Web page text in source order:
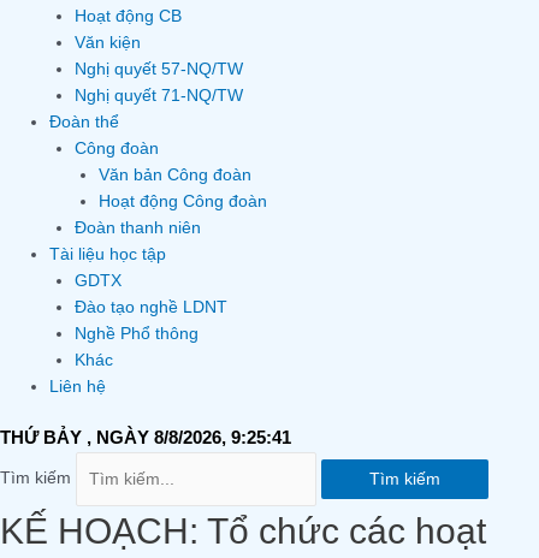
Hoạt động CB
Văn kiện
Nghị quyết 57-NQ/TW
Nghị quyết 71-NQ/TW
Đoàn thể
Công đoàn
Văn bản Công đoàn
Hoạt động Công đoàn
Đoàn thanh niên
Tài liệu học tập
GDTX
Đào tạo nghề LDNT
Nghề Phổ thông
Khác
Liên hệ
THỨ BẢY , NGÀY 8/8/2026, 9:25:42
Tìm kiếm Tìm kiếm
KẾ HOẠCH: Tổ chức các hoạt